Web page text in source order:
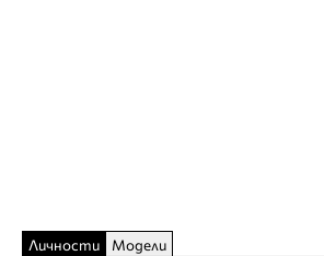
Личности Модели